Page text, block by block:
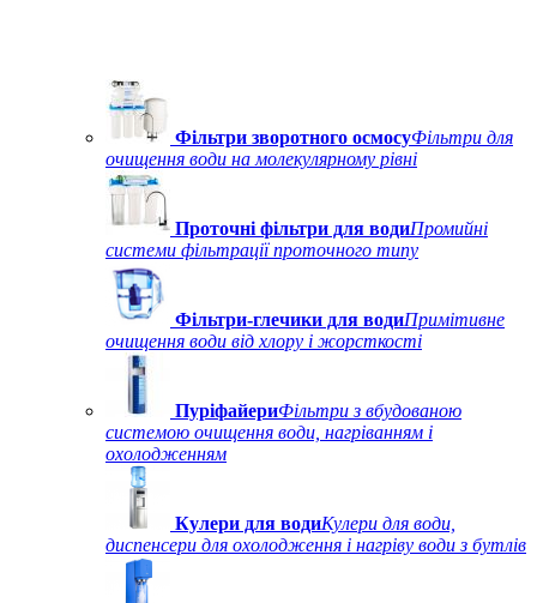
Фільтри зворотного осмосуФільтри для
очищення води на молекулярному рівні
Проточні фільтри для водиПромийні
системи фільтрації проточного типу
Фільтри-глечики для водиПримітивне
очищення води від хлору і жорсткості
ПуріфайериФільтри з вбудованою
системою очищення води, нагріванням і
охолодженням
Кулери для водиКулери для води,
диспенсери для охолодження і нагріву води з бутлів